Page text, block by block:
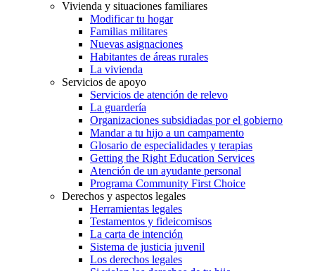
Vivienda y situaciones familiares
Modificar tu hogar
Familias militares
Nuevas asignaciones
Habitantes de áreas rurales
La vivienda
Servicios de apoyo
Servicios de atención de relevo
La guardería
Organizaciones subsidiadas por el gobierno
Mandar a tu hijo a un campamento
Glosario de especialidades y terapias
Getting the Right Education Services
Atención de un ayudante personal
Programa Community First Choice
Derechos y aspectos legales
Herramientas legales
Testamentos y fideicomisos
La carta de intención
Sistema de justicia juvenil
Los derechos legales